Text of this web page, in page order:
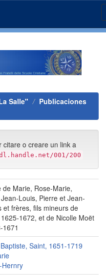
Salle"
Publicaciones
citare o creare un link a
001/200
Marie, Rose-Marie,
Louis, Pierre et Jean-
et frères, fils mineurs de
1672, et de Nicolle Moët
1671
Saint, 1651-1719
Hernry